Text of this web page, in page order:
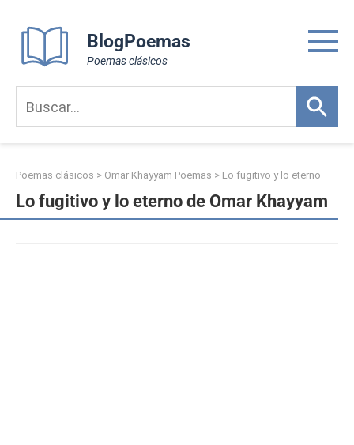
content
BlogPoemas
Poemas clásicos
Poemas clásicos > Omar Khayyam Poemas > Lo fugitivo y lo eterno
Lo fugitivo y lo eterno de Omar Khayyam